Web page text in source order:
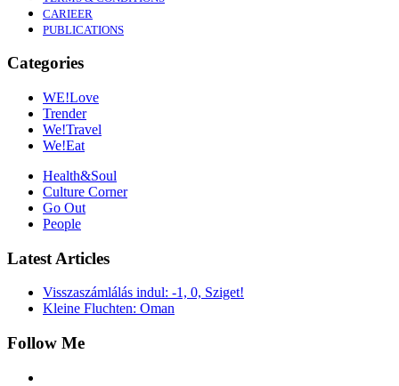
CARIEER
PUBLICATIONS
Categories
WE!Love
Trender
We!Travel
We!Eat
Health&Soul
Culture Corner
Go Out
People
Latest Articles
Visszaszámlálás indul: -1, 0, Sziget!
Kleine Fluchten: Oman
Follow Me